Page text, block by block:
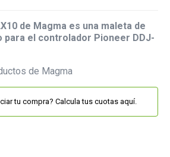
de Magma es una maleta de
el controlador Pioneer DDJ-
tu compra? Calcula tus cuotas aquí.